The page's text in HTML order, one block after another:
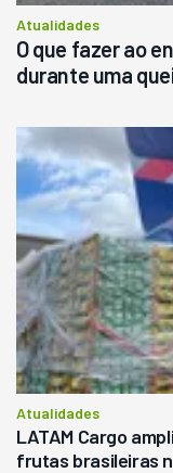
Atualidades
O que fazer ao
durante uma
Atualidades
LATAM Cargo
frutas brasileiras